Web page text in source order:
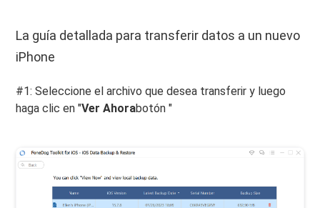
La guía detallada para transferir datos a un nuevo
iPhone
#1: Seleccione el archivo que desea transferir y luego
haga clic en "Ver Ahorabotón "